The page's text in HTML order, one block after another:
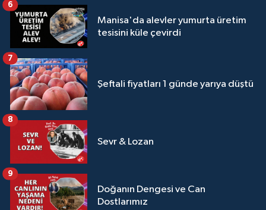
Manisa'da alevler yumurta üretim
tesisini küle çevirdi
6
Şeftali fiyatları 1 günde yarıya düştü
7
Sevr & Lozan
8
Doğanın Dengesi ve Can
Dostlarımız
9